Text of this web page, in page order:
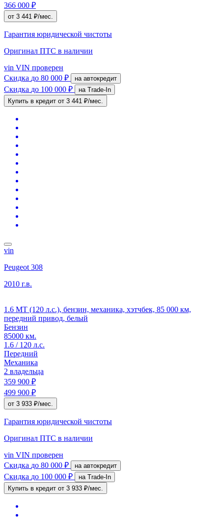
366 000 ₽
от 3 441 ₽/мес.
Гарантия юридической чистоты
Оригинал ПТС в наличии
vin VIN проверен
Скидка до 80 000 ₽ на автокредит
Скидка до 100 000 ₽
на Trade-In
Купить в кредит от 3 441 ₽/мес.
vin
Peugeot 308
2010 г.в.
1.6 MT (120 л.с.), бензин, механика, хэтчбек, 85 000 км,
передний привод, белый
Бензин
85000 км.
1.6 / 120 л.с.
Передний
Механика
2 владельца
359 900 ₽
499 900 ₽
от 3 933 ₽/мес.
Гарантия юридической чистоты
Оригинал ПТС в наличии
vin VIN проверен
Скидка до 80 000 ₽ на автокредит
Скидка до 100 000 ₽
на Trade-In
Купить в кредит от 3 933 ₽/мес.